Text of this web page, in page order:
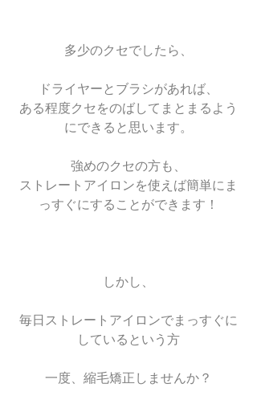
多少のクセでしたら、
ドライヤーとブラシがあれば、
ある程度クセをのばしてまとまるよう
にできると思います。
強めのクセの方も、
ストレートアイロンを使えば簡単にま
っすぐにすることができます！
しかし、
毎日ストレートアイロンでまっすぐに
しているという方
一度、縮毛矯正しませんか？